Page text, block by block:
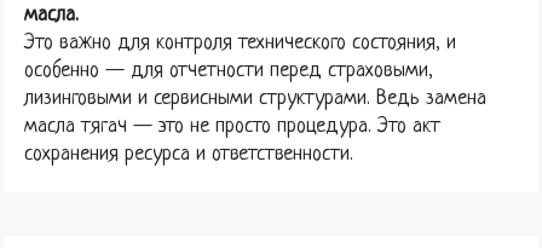
масла.
Это важно для контроля технического состояния, и
особенно — для отчетности перед страховыми,
лизинговыми и сервисными структурами. Ведь замена
масла тягач — это не просто процедура. Это акт
сохранения ресурса и ответственности.